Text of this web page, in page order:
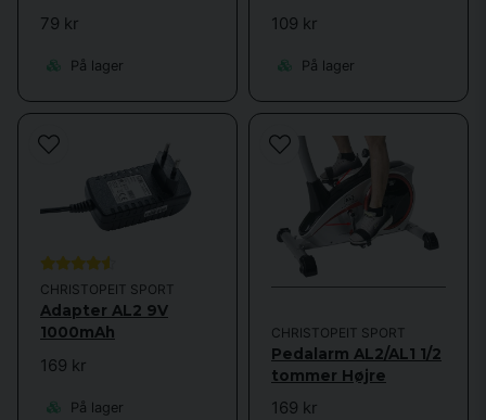
79 kr
På lager
109 kr
På lager
CHRISTOPEIT SPORT
Adapter AL2 9V
1000mAh
169 kr
På lager
CHRISTOPEIT SPORT
Pedalarm AL2/AL1 1/2
tommer Højre
169 kr